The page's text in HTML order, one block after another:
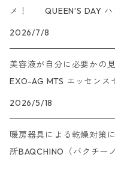
メ！ QUEEN′S DAY ハ
ント
2026/7/8
美容液が自分に必要かの
EXO-AG MTS エッセンス
2026/5/18
暖房器具による乾燥対策
所BAQCHINO（バクチー